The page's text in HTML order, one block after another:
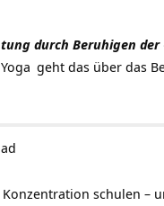
durch Beruhigen
geht das über das
schulen –